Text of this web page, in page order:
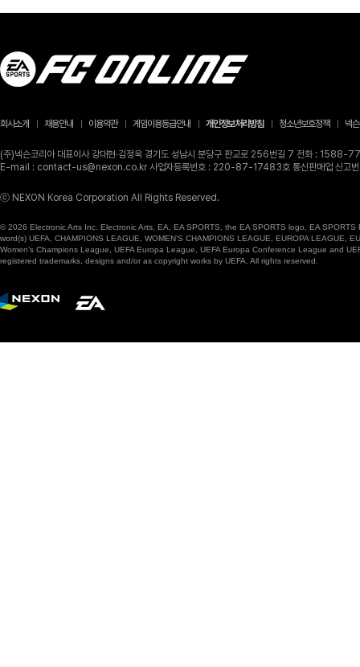
회사소개 채용안내 이용약관 게임이용등급안내 개인정보처리방침 청소년보호정책 넥
(주)넥슨코리아 대표이사 강대현·김정욱 경기도 성남시 분당구 판교로 256번길 7 전화 :
E-mail : contact-us@nexon.co.kr 사업자등록번호 : 220-87-17483호 통신판매업 신고
ⓒ NEXON Korea Corporation All Rights Reserved.
© 2026 Electronic Arts Inc. Electronic Arts, EA, EA SPORTS, the EA SPORTS logo, EA
word(s) UEFA, CHAMPIONS LEAGUE, WOMEN’S CHAMPIONS LEAGUE, EUROPA LEAGUE,
Women’s Champions League, UEFA Europa League, UEFA Europa Conference League and
registered trademarks, designs and/or as copyright works by UEFA. All rights reserved.